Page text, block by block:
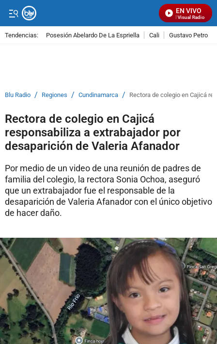
EN VIVO
Señal Visual Radio
Tendencias: Posesión Abelardo De La Espriella Cali Gustavo Petro
Blu Radio / Regiones / Cundinamarca / Rectora de colegio en Cajicá
Rectora de colegio en Cajicá
responsabiliza a extrabajador por
desaparición de Valeria Afanador
Por medio de un video de una reunión de padres de
familia del colegio, la rectora Sonia Ochoa, aseguró
que un extrabajador fue el responsable de la
desaparición de Valeria Afanador con el único objetivo
de hacer daño.